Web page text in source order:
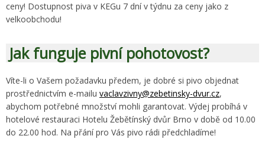
ceny! Dostupnost piva v KEGu 7 dní v týdnu za ceny jako z
velkoobchodu!
Jak funguje pivní pohotovost?
Víte-li o Vašem požadavku předem, je dobré si pivo objednat
prostřednictvím e-mailu vaclavzivny@zebetinsky-dvur.cz,
abychom potřebné množství mohli garantovat. Výdej probíhá v
hotelové restauraci Hotelu Žebětínský dvůr Brno v době od 10.00
do 22.00 hod. Na přání pro Vás pivo rádi předchladíme!